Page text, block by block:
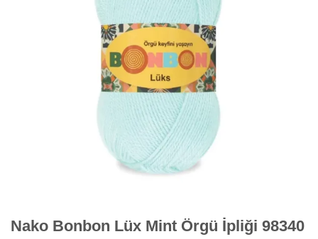
Nako Bonbon Lüx Mint Örgü İpliği 98340